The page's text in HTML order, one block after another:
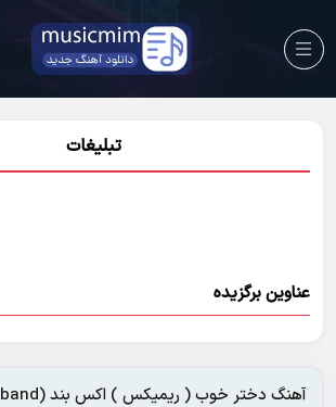
تبلیغات
عناوین برگزیده
آهنگ دختر خوب ( ریمیکس ) اکس بند (xband)